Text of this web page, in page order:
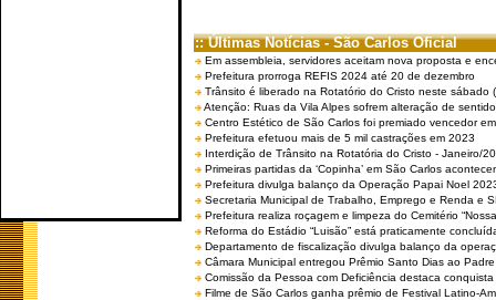
:: Últimas Notícias - São Carlos Oficial
Em assembleia, servidores aceitam nova proposta e
Prefeitura prorroga REFIS 2024 até 20 de dezembro
Trânsito é liberado na Rotatório do Cristo neste sábado
Atenção: Ruas da Vila Alpes sofrem alteração de
Centro Estético de São Carlos foi premiado vencedor
Prefeitura efetuou mais de 5 mil castrações em 2023
Interdição de Trânsito na Rotatória do Cristo - Janeiro/
Primeiras partidas da ‘Copinha’ em São Carlos
Prefeitura divulga balanço da Operação Papai Noel
Secretaria Municipal de Trabalho, Emprego e Renda e
Prefeitura realiza roçagem e limpeza do Cemitério
Reforma do Estádio “Luisão” está praticamente
Departamento de fiscalização divulga balanço da
Câmara Municipal entregou Prêmio Santo Dias ao
Comissão da Pessoa com Deficiência destaca
Filme de São Carlos ganha prêmio de Festival Latino-